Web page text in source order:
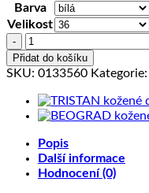
Barva
Velikost
BEOGRAD
kožené
dámské
pantofle
(36-
množství
Přidat do košíku
SKU: 0133560 Kategorie:
Popis
Další informace
Hodnocení (0)